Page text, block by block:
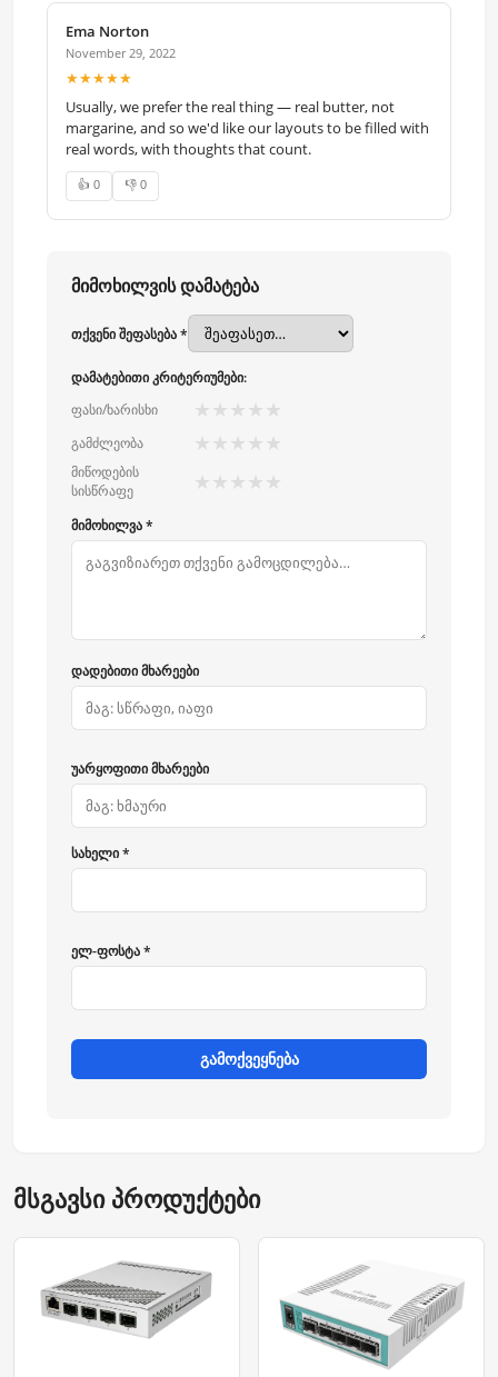
Ema Norton
November 29, 2022
★★★★★
Usually, we prefer the real thing — real butter, not
margarine, and so we'd like our layouts to be filled with
real words, with thoughts that count.
👍 0 👎 0
მიმოხილვის დამატება
თქვენი შეფასება *
დამატებითი კრიტერიუმები:
ფასი/ხარისხი
★ ★ ★ ★ ★
გამძლეობა ★ ★ ★ ★ ★
მიწოდების
სისწრაფე
★ ★ ★ ★ ★
მიმოხილვა *
დადებითი მხარეები
უარყოფითი მხარეები
სახელი *
ელ-ფოსტა *
გამოქვეყნება
მსგავსი პროდუქტები